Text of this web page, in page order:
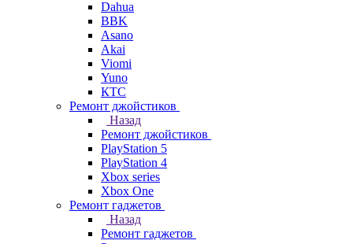
Dahua
BBK
Asano
Akai
Viomi
Yuno
КТС
Ремонт джойстиков
Назад
Ремонт джойстиков
PlayStation 5
PlayStation 4
Xbox series
Xbox One
Ремонт гаджетов
Назад
Ремонт гаджетов